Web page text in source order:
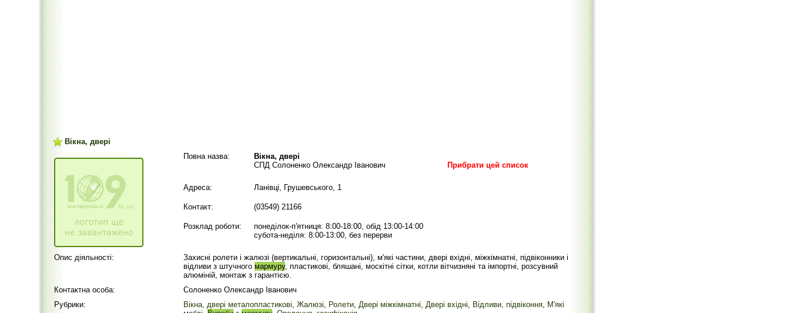
Вікна, двері
Прибрати цей список
Повна назва:
Вікна, двері
СПД Солоненко Олександр Іванович
Адреса: Ланівці, Грушевського, 1
Контакт: (03549) 21166
Розклад роботи:
понеділок-п'ятниця: 8:00-18:00, обід 13:00-14:00
субота-неділя: 8:00-13:00, без перерви
Опис діяльності:
Захисні ролети і жалюзі (вертикальні, горизонтальні), м'які частини, двері вхідні, міжкімнатні, підвіконники і
відливи з штучного мармуру, пластикові, бляшані, москітні сітки, котли вітчизняні та імпортні, розсувний
алюміній, монтаж з гарантією.
Контактна особа:
Солоненко Олександр Іванович
Рубрики:
Вікна, двері металопластикові, Жалюзі, Ролети, Двері міжкімнатні, Двері вхідні, Відливи, підвіконня, М'які